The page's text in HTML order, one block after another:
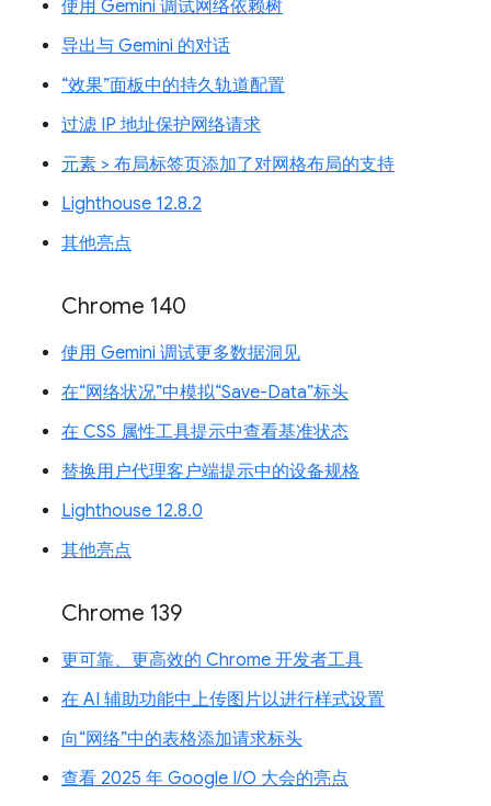
使用 Gemini 调试网络依赖树
导出与 Gemini 的对话
“效果”面板中的持久轨道配置
过滤 IP 地址保护网络请求
元素 > 布局标签页添加了对网格布局的支持
Lighthouse 12.8.2
其他亮点
Chrome 140
使用 Gemini 调试更多数据洞见
在“网络状况”中模拟“Save-Data”标头
在 CSS 属性工具提示中查看基准状态
替换用户代理客户端提示中的设备规格
Lighthouse 12.8.0
其他亮点
Chrome 139
更可靠、更高效的 Chrome 开发者工具
在 AI 辅助功能中上传图片以进行样式设置
向“网络”中的表格添加请求标头
查看 2025 年 Google I/O 大会的亮点